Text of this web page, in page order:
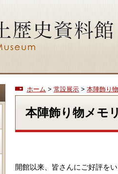
ホーム > 常設展示 > 本陣飾り
本陣飾り物メモ
開館以来、皆さんにご好評を